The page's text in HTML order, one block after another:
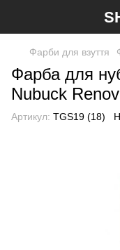
Фарби для взуття
Фарба для
Nubuck
Артикул: TGS19 (18)